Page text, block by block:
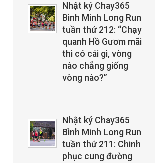
Nhật ký Chay365
Bình Minh Long Run
tuần thứ 212: “Chạy
quanh Hồ Gươm mãi
thì có cái gì, vòng
nào chẳng giống
vòng nào?”
Nhật ký Chay365
Bình Minh Long Run
tuần thứ 211: Chinh
phục cung đường